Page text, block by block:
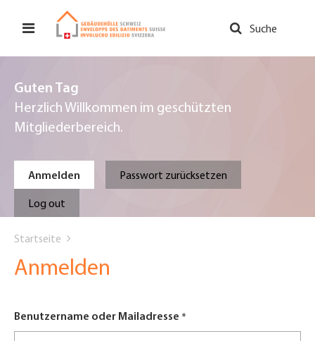
zum
Suche
Guten Tag
Herzlich Willkommen im geschützten
Mitgliederbereich.
Primary
tabs
Anmelden Passwort zurücksetzen
Log out
are
here
Startseite
Anmelden
Benutzername oder Mailadresse